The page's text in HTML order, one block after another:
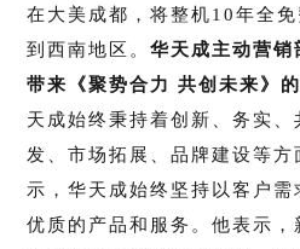
在大美成都，将整机10年全
到西南地区。华天成主动营销
带来《聚势合力 共创未来》
天成始终秉持着创新、务实
发、市场拓展、品牌建设等
示，华天成始终坚持以客户
优质的产品和服务。他表示，